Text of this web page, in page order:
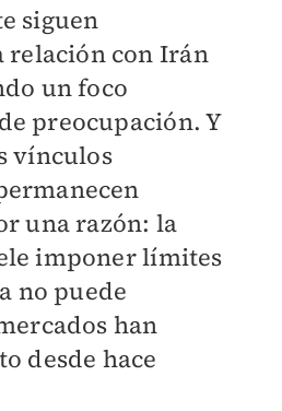
siguen
relación con Irán
un foco
preocupación. Y
vínculos
una razón: la
imponer límites
no puede
han
desde hace